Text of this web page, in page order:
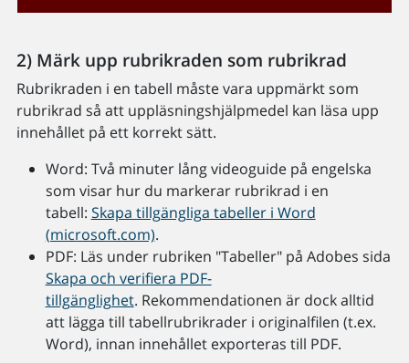
2) Märk upp rubrikraden som rubrikrad
Rubrikraden i en tabell måste vara uppmärkt som
rubrikrad så att uppläsningshjälpmedel kan läsa upp
innehållet på ett korrekt sätt.
Word: Två minuter lång videoguide på engelska
som visar hur du markerar rubrikrad i en
tabell: Skapa tillgängliga tabeller i Word
(microsoft.com).
PDF: Läs under rubriken "Tabeller" på Adobes sida
Skapa och verifiera PDF-
tillgänglighet. Rekommendationen är dock alltid
att lägga till tabellrubrikrader i originalfilen (t.ex.
Word), innan innehållet exporteras till PDF.